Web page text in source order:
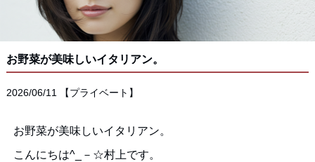
お野菜が美味しいイタリアン。
2026/06/11 【プライベート 】
お野菜が美味しいイタリアン。
こんにちは^_－☆村上です。